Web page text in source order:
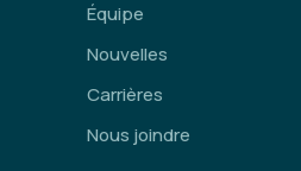
Équipe
Nouvelles
Carrières
Nous joindre